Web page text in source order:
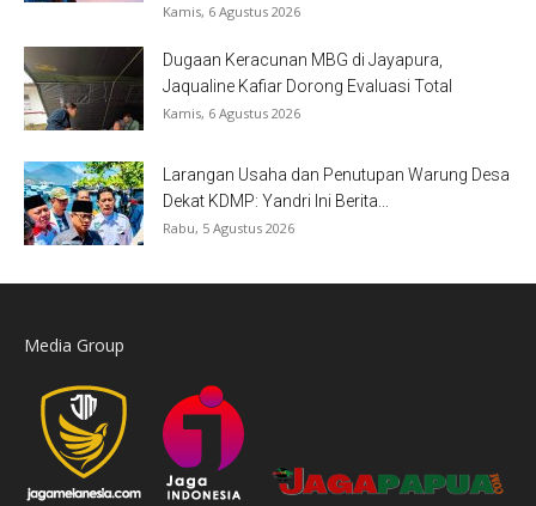
Kamis, 6 Agustus 2026
Dugaan Keracunan MBG di Jayapura,
Jaqualine Kafiar Dorong Evaluasi Total
Kamis, 6 Agustus 2026
Larangan Usaha dan Penutupan Warung Desa
Dekat KDMP: Yandri Ini Berita...
Rabu, 5 Agustus 2026
Media Group